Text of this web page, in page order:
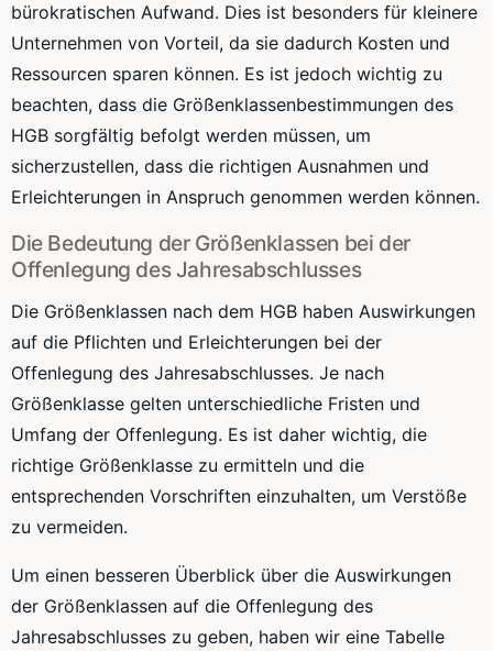
bürokratischen Aufwand. Dies ist besonders für kleinere
Unternehmen von Vorteil, da sie dadurch Kosten und
Ressourcen sparen können. Es ist jedoch wichtig zu
beachten, dass die Größenklassenbestimmungen des
HGB sorgfältig befolgt werden müssen, um
sicherzustellen, dass die richtigen Ausnahmen und
Erleichterungen in Anspruch genommen werden können.
Die Bedeutung der Größenklassen bei der
Offenlegung des Jahresabschlusses
Die Größenklassen nach dem HGB haben Auswirkungen
auf die Pflichten und Erleichterungen bei der
Offenlegung des Jahresabschlusses. Je nach
Größenklasse gelten unterschiedliche Fristen und
Umfang der Offenlegung. Es ist daher wichtig, die
richtige Größenklasse zu ermitteln und die
entsprechenden Vorschriften einzuhalten, um Verstöße
zu vermeiden.
Um einen besseren Überblick über die Auswirkungen
der Größenklassen auf die Offenlegung des
Jahresabschlusses zu geben, haben wir eine Tabelle